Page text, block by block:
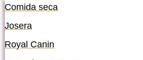
Comida seca
Josera
Royal Canin